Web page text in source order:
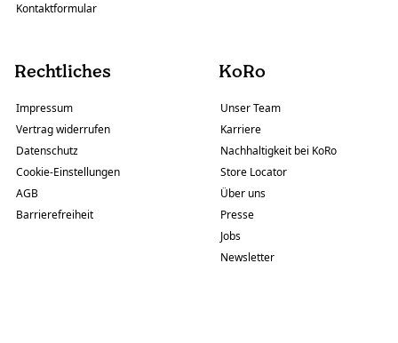
Kontaktformular
Rechtliches
Impressum
Vertrag widerrufen
Datenschutz
Cookie-Einstellungen
AGB
Barrierefreiheit
KoRo
Unser Team
Karriere
Nachhaltigkeit bei KoRo
Store Locator
Über uns
Presse
Jobs
Newsletter